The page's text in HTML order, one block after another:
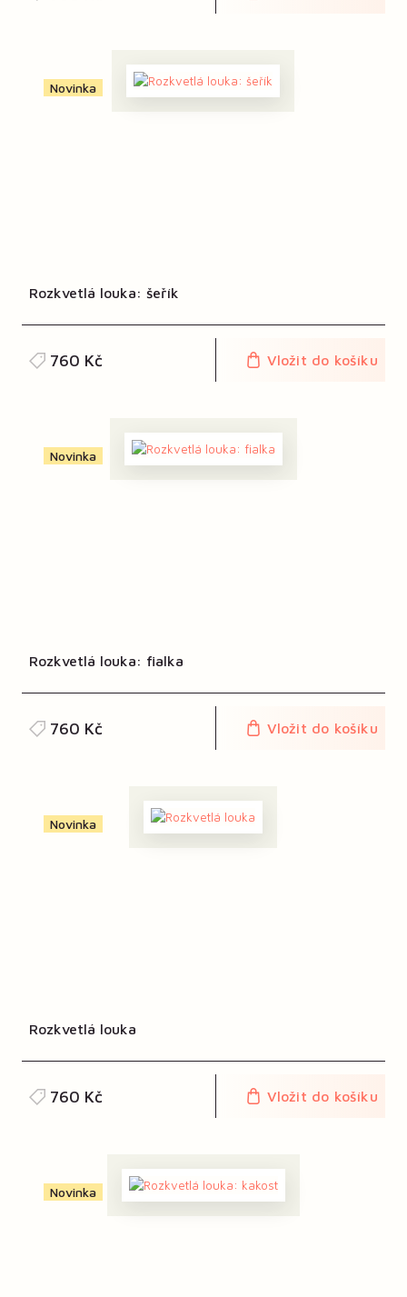
Novinka
Rozkvetlá louka: šeřík
760 Kč Vložit do košíku
Novinka
Rozkvetlá louka: fialka
760 Kč Vložit do košíku
Novinka
Rozkvetlá louka
760 Kč Vložit do košíku
Novinka